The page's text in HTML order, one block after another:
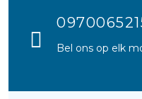
Bel ons op elk